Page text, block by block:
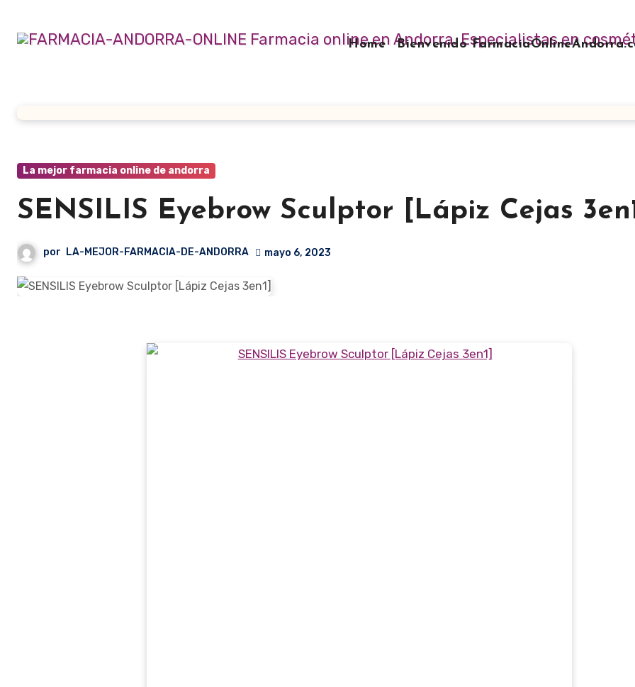
contenido
Home Bienvenido
La mejor farmacia online de andorra
SENSILIS Eyebrow Sculptor [Lápiz Cejas
por LA-MEJOR-FARMACIA-DE-ANDORRA mayo 6, 2023